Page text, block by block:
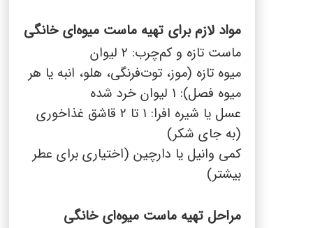
Turkish
مواد لازم برای تهیه ماست میوه‌ای خانگی
ماست تازه و کم‌چرب: ۲ لیوان
میوه تازه (موز، توت‌فرنگی، هلو، انبه یا هر
میوه فصل): ۱ لیوان خرد شده
عسل یا شیره افرا: ۱ تا ۲ قاشق غذاخوری
(به جای شکر)
کمی وانیل یا دارچین (اختیاری برای عطر
بیشتر)
مراحل تهیه ماست میوه‌ای خانگی